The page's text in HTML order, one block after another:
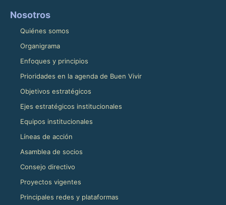
Nosotros
Quiénes somos
Organigrama
Enfoques y principios
Prioridades en la agenda de Buen Vivir
Objetivos estratégicos
Ejes estratégicos institucionales
Equipos institucionales
Líneas de acción
Asamblea de socios
Consejo directivo
Proyectos vigentes
Principales redes y plataformas